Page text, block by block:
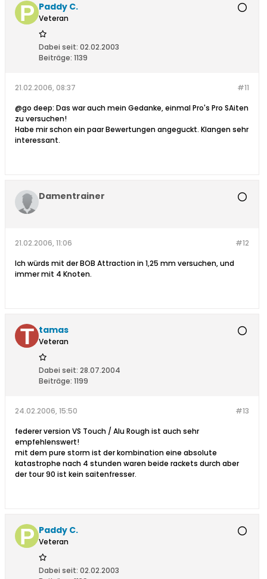
Paddy C.
Veteran
Dabei seit: 02.02.2003
Beiträge: 1139
#11
21.02.2006, 08:37
@go deep: Das war auch mein Gedanke, einmal Pro's Pro SAiten
zu versuchen!
Habe mir schon ein paar Bewertungen angeguckt. Klangen sehr
interessant.
Damentrainer
#12
21.02.2006, 11:06
Ich würds mit der BOB Attraction in 1,25 mm versuchen, und
immer mit 4 Knoten.
tamas
Veteran
Dabei seit: 28.07.2004
Beiträge: 1199
#13
24.02.2006, 15:50
federer version VS Touch / Alu Rough ist auch sehr
empfehlenswert!
mit dem pure storm ist der kombination eine absolute
katastrophe nach 4 stunden waren beide rackets durch aber
der tour 90 ist kein saitenfresser.
Paddy C.
Veteran
Dabei seit: 02.02.2003